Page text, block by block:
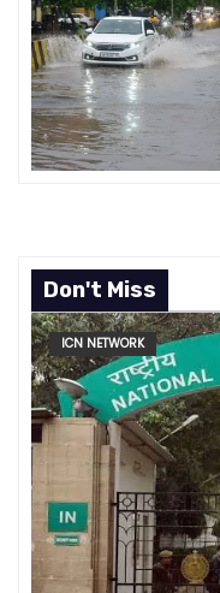
o
n
Don't Miss
ICN NETWORK